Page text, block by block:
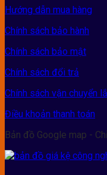
Hướng dẫn mua hàng
Chính sách bảo hành
Chính sách bảo mật
Chính sách đổi trả
Chính sách vận chuyển
Điều khoản thanh toán
Bản đồ Google map -